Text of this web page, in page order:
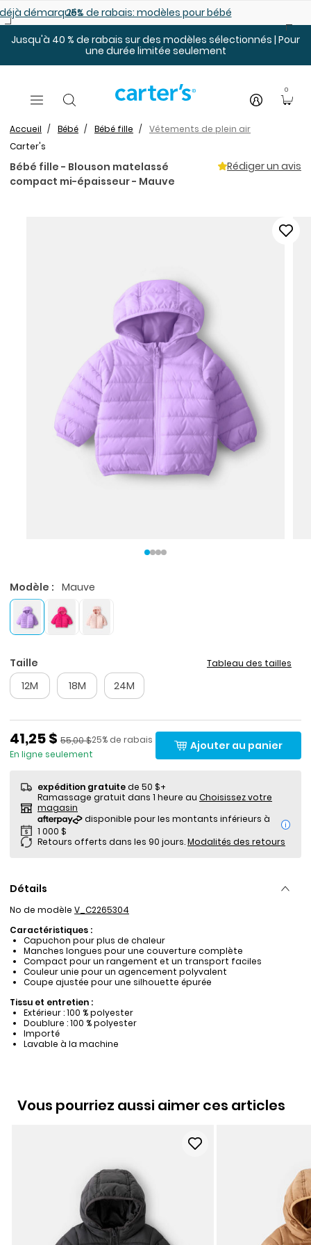
démarqués25% de rabais: modèles pour bébé
Jusqu'à 40 % de rabais sur des modèles sélectionnés | Pour
une durée limitée seulement
0
Accueil Bébé Bébé fille
Vêtements de plein air
Carter's
Bébé fille - Blouson matelassé
compact mi-épaisseur - Mauve
Rédiger un avis
Modèle : Mauve
Taille Tableau des tailles
12M 18M 24M
Prix de solde
41,25 $ Pourcentage de rabais
25% de rabais
Prix ​​de détail suggéré par le fabricant
55,00 $
En ligne seulement
Ajouter au panier
expédition gratuitede 50 $+
Ramassage gratuit dans 1 heure au Choisissez votre
magasin
i
Retours offerts dans les 90 jours.Modalités des retours
Détails
No de modèle V_C2265304
Caractéristiques :
Capuchon pour plus de chaleur
Manches longues pour une couverture complète
Compact pour un rangement et un transport faciles
Couleur unie pour un agencement polyvalent
Coupe ajustée pour une silhouette épurée
Tissu et entretien :
Extérieur : 100 % polyester
Doublure : 100 % polyester
Importé
Lavable à la machine
Vous pourriez aussi aimer ces articles